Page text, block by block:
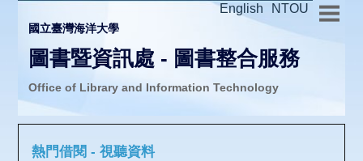
NTOU
English
國立臺灣海洋大學
圖書暨資訊處 - 圖書整合服務
Office of Library and Information Technology
推廣活動
熱門借閱 - 視聽資料